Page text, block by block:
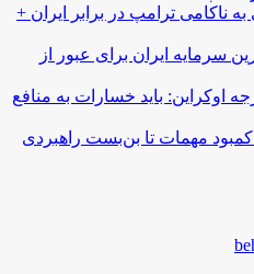
ناکامی ترامپ در برابر ایران +
سرمایه ایران برای عبور از
اوکراین: باید خسارات به منافع
کمبود مهمات تا بن‌بست راهبردی